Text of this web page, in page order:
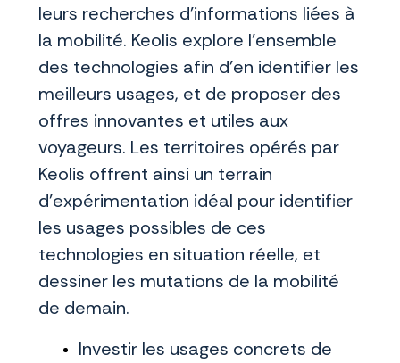
leurs recherches d’informations liées à
la mobilité. Keolis explore l’ensemble
des technologies afin d’en identifier les
meilleurs usages, et de proposer des
offres innovantes et utiles aux
voyageurs. Les territoires opérés par
Keolis offrent ainsi un terrain
d’expérimentation idéal pour identifier
les usages possibles de ces
technologies en situation réelle, et
dessiner les mutations de la mobilité
de demain.
Investir les usages concrets de